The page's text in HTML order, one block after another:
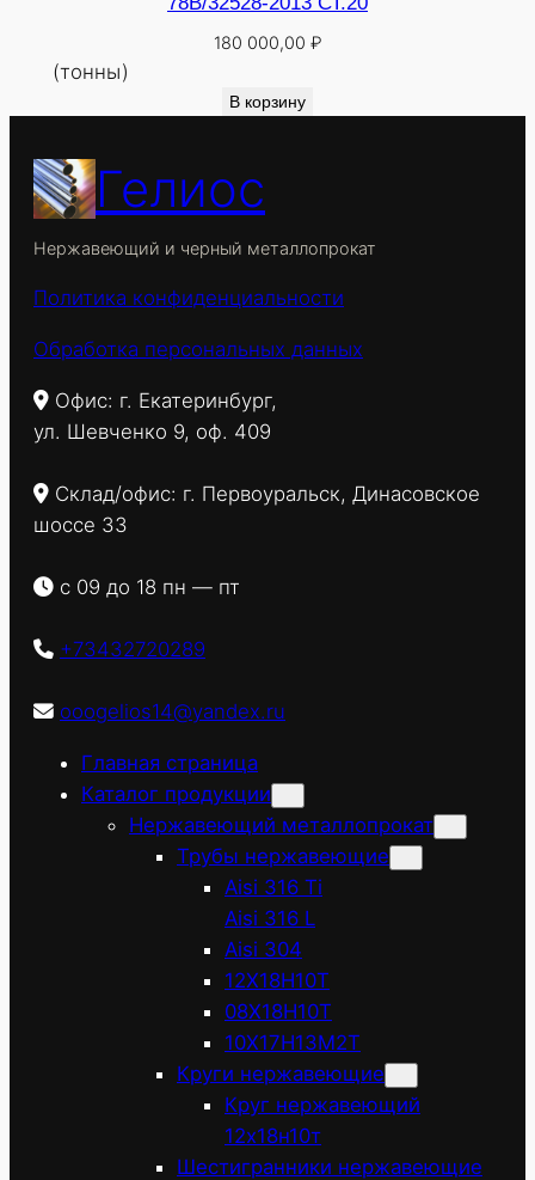
180 000,00 ₽
(тонны)
В корзину
Гелиос
Нержавеющий и черный металлопрокат
Политика конфиденциальности
Обработка персональных данных
Офис: г. Екатеринбург,
ул. Шевченко 9, оф. 409
Склад/офис: г. Первоуральск, Динасовское
шоссе 33
с 09 до 18 пн — пт
+73432720289
ooogelios14@yandex.ru
Главная страница
Каталог продукции
Нержавеющий металлопрокат
Трубы нержавеющие
Aisi 316 Ti
Aisi 316 L
Aisi 304
12Х18Н10Т
08Х18Н10Т
10Х17Н13М2Т
Круги нержавеющие
Круг нержавеющий
12х18н10т
Шестигранники нержавеющие